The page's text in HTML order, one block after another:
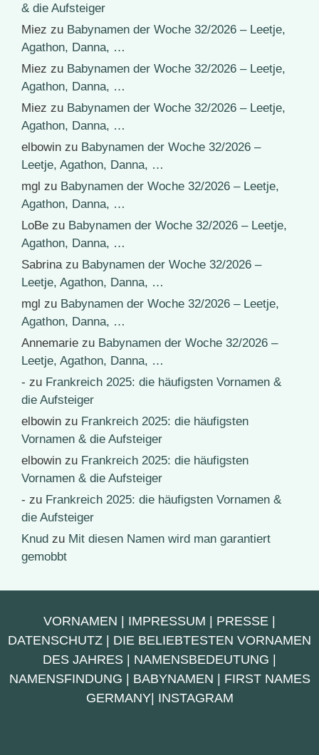
& die Aufsteiger
Miez zu Babynamen der Woche 32/2026 – Leetje,
Agathon, Danna, …
Miez zu Babynamen der Woche 32/2026 – Leetje,
Agathon, Danna, …
Miez zu Babynamen der Woche 32/2026 – Leetje,
Agathon, Danna, …
elbowin zu Babynamen der Woche 32/2026 –
Leetje, Agathon, Danna, …
mgl zu Babynamen der Woche 32/2026 – Leetje,
Agathon, Danna, …
LoBe zu Babynamen der Woche 32/2026 – Leetje,
Agathon, Danna, …
Sabrinazu Babynamen der Woche 32/2026 –
Leetje, Agathon, Danna, …
mgl zu Babynamen der Woche 32/2026 – Leetje,
Agathon, Danna, …
Annemarie zu Babynamen der Woche 32/2026 –
Leetje, Agathon, Danna, …
- zu Frankreich 2025: die häufigsten Vornamen &
die Aufsteiger
elbowin zu Frankreich 2025: die häufigsten
Vornamen & die Aufsteiger
elbowin zu Frankreich 2025: die häufigsten
Vornamen & die Aufsteiger
- zu Frankreich 2025: die häufigsten Vornamen &
die Aufsteiger
Knud zu Mit diesen Namen wird man garantiert
gemobbt
VORNAMEN | IMPRESSUM | PRESSE |
DATENSCHUTZ | DIE BELIEBTESTEN VORNAMEN
DES JAHRES | NAMENSBEDEUTUNG |
NAMENSFINDUNG | BABYNAMEN | FIRST NAMES
GERMANY| INSTAGRAM